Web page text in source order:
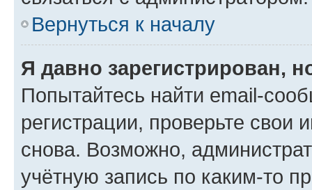
Вернуться к началу
Я давно зарегистрирован,
Попытайтесь найти email-
регистрации, проверьте свои
снова. Возможно,
учётную запись по каким-то